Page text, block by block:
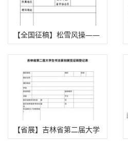
【全国征稿】松雪风操——
杨孚杯全国书法篆刻作品展
征稿启事（2025年9月20日
截稿）
【省展】吉林省第二届大学